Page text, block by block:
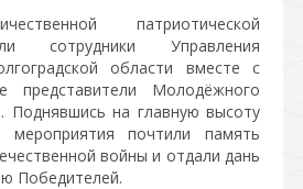
патриотической
сотрудники Управления
области вместе с
Молодёжного
Поднявшись на главную высоту
мероприятия почтили память
войны и отдали дань
Победителей.